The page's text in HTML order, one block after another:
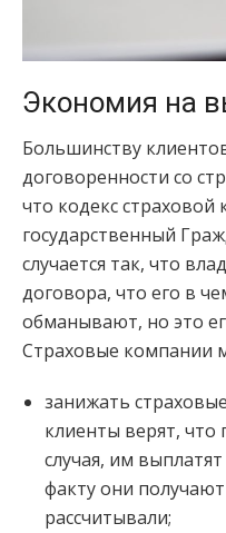
Экономия на
Большинству
договоренности со
что кодекс
государственный
случается так, что
договора, что его в
обманывают, но это
Страховые компании
занижать
клиенты верят, что
случая, им
факту они
рассчитывали;